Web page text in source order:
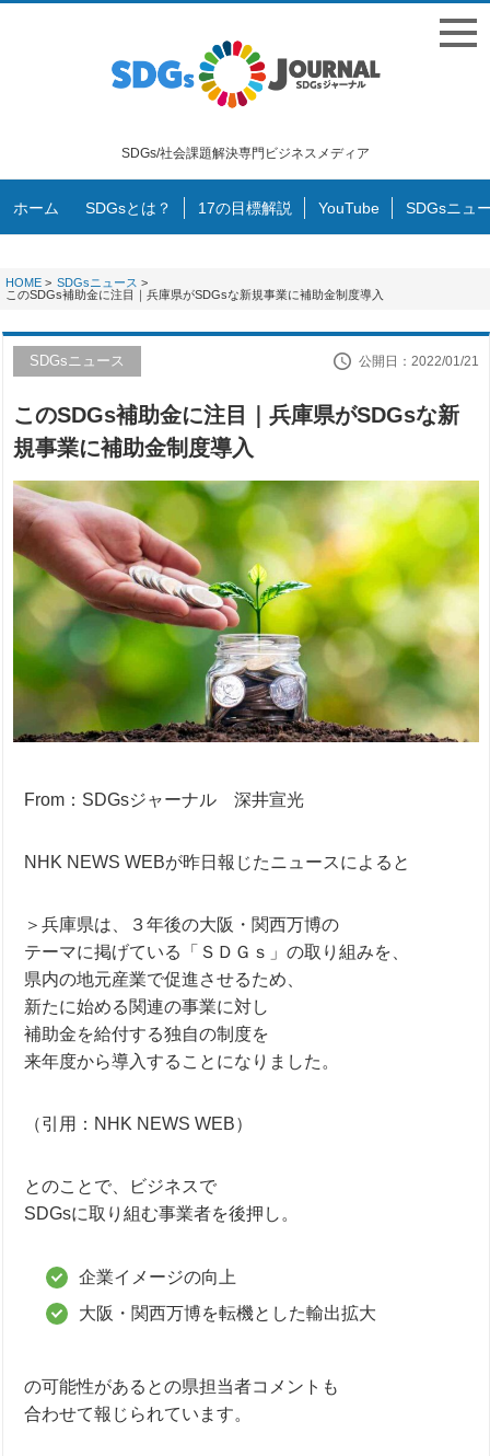
SDGs/社会課題解決専門ビジネスメディア
ホーム SDGsとは？ 17の目標解説 YouTube SDGsニュ
HOME > SDGsニュース >
このSDGs補助金に注目｜兵庫県がSDGsな新規事業に補助金制度導入
SDGsニュース 公開日：2022/01/21
このSDGs補助金に注目｜兵庫県がSDGsな新
規事業に補助金制度導入
From：SDGsジャーナル 深井宣光
NHK NEWS WEBが昨日報じたニュースによると
＞兵庫県は、３年後の大阪・関西万博の
テーマに掲げている「ＳＤＧｓ」の取り組みを、
県内の地元産業で促進させるため、
新たに始める関連の事業に対し
補助金を給付する独自の制度を
来年度から導入することになりました。
（引用：NHK NEWS WEB）
とのことで、ビジネスで
SDGsに取り組む事業者を後押し。
企業イメージの向上
大阪・関西万博を転機とした輸出拡大
の可能性があるとの県担当者コメントも
合わせて報じられています。